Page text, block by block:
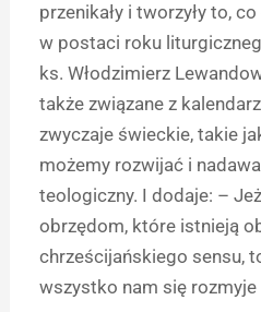
przenikały i tworzyły to,
w postaci roku
ks. Włodzimierz
także związane z
zwyczaje świeckie, takie
możemy rozwijać i
teologiczny. I dodaje: –
obrzędom, które istnieją
chrześcijańskiego sensu,
wszystko nam się rozmyje